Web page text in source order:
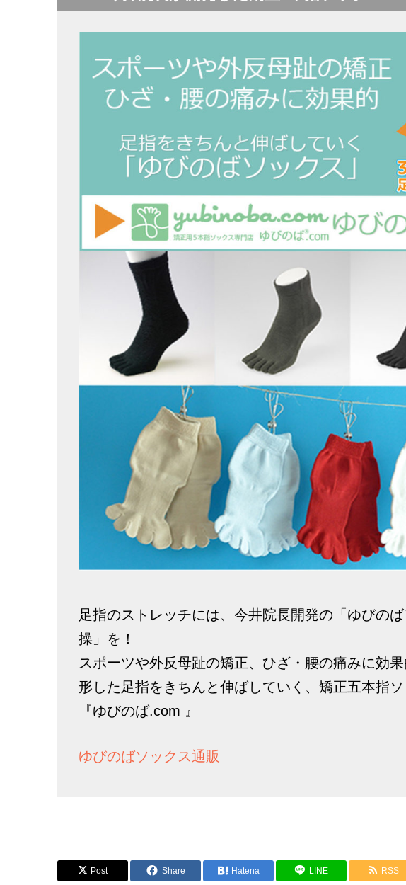
足指のストレッチには、今井院長開発の「ゆびの
操」を！
スポーツや外反母趾の矯正、ひざ・腰の痛みに効
形した足指をきちんと伸ばしていく、矯正五本指
『ゆびのば.com 』
ゆびのばソックス通販
Post Share Hatena LINE RSS